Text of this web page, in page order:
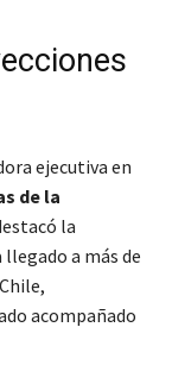
ejecutiva en
de la
la
a más de
acompañado